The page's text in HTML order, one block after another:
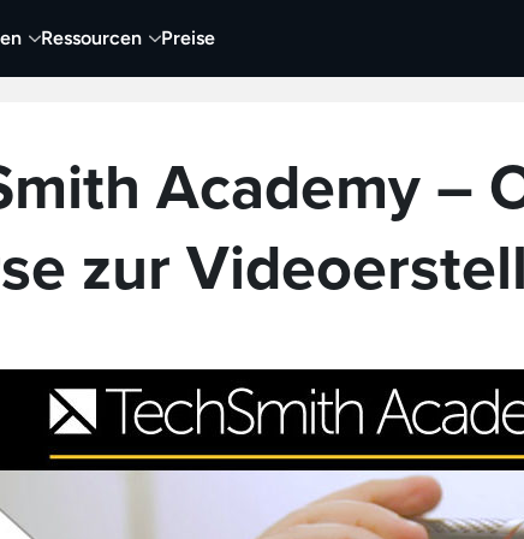
Ressourcen Preise
Video Visueller Content
Academy –
zur